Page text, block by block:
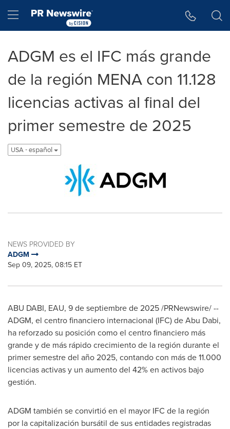
Hamburger menu
ADGM es el IFC más grande
de la región MENA con 11.128
licencias activas al final del
primer semestre de 2025
USA - español
NEWS PROVIDED BY
ADGM
Sep 09, 2025, 08:15 ET
ABU DABI, EAU, 9 de septiembre de 2025/PRNewswire/ --
ADGM, el centro financiero internacional (IFC) deAbu Dabi,
ha reforzado su posición como el centro financiero más
grande y de más rápido crecimiento de la región durante el
primer semestre del año 2025, contando con más de 11.000
licencias activas y un aumento del 42% en activos bajo
gestión.
ADGM también se convirtió en el mayor IFC de la región
por la capitalización bursátil de sus entidades registradas